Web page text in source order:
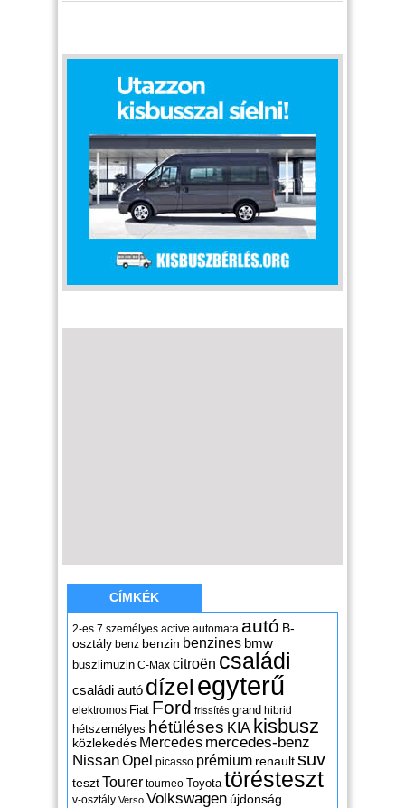
CÍMKÉK
2-es 7 személyes active automata autó B-
osztály benz benzin benzines bmw
buszlimuzin C-Max citroën családi
családi autó dízel egyterű
elektromos Fiat Ford frissítés grand hibrid
hétszemélyes hétüléses KIA kisbusz
közlekedés Mercedes mercedes-benz
NissanOpel picasso prémium renaultsuv
tesztTourer tourneo Toyota törésteszt
v-osztály Verso Volkswagen újdonság